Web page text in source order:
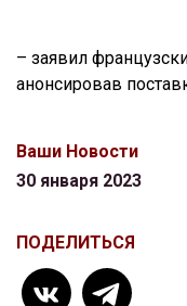
– заявил
анонсировав
Ваши Новости
30 января 2023
ПОДЕЛИТЬСЯ